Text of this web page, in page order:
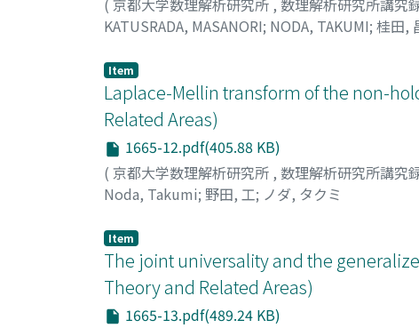
( 京都大学数理解析研究所 , 数理解析研究所講究
KATUSRADA, MASANORI; NODA, TAKUMI; 桂田,
Item
Laplace-Mellin transform of the non-
Related Areas)
1665-12.pdf(405.88 KB)
( 京都大学数理解析研究所 , 数理解析研究所講究
Noda, Takumi; 野田, 工; ノダ, タクミ
Item
The joint universality and the
Theory and Related Areas)
1665-13.pdf(489.24 KB)